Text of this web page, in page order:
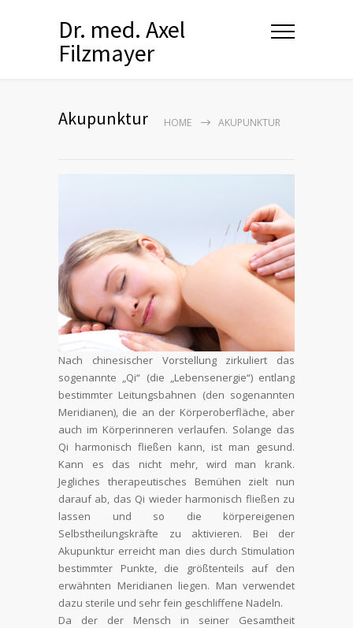
Dr. med. Axel
Filzmayer
Akupunktur HOME AKUPUNKTUR
Nach chinesischer Vorstellung zirkuliert das
sogenannte „Qi“ (die „Lebensenergie“) entlang
bestimmter Leitungsbahnen (den sogenannten
Meridianen), die an der Körperoberfläche, aber
auch im Körperinneren verlaufen. Solange das
Qi harmonisch fließen kann, ist man gesund.
Kann es das nicht mehr, wird man krank.
Jegliches therapeutisches Bemühen zielt nun
darauf ab, das Qi wieder harmonisch fließen zu
lassen und so die körpereigenen
Selbstheilungskräfte zu aktivieren. Bei der
Akupunktur erreicht man dies durch Stimulation
bestimmter Punkte, die größtenteils auf den
erwähnten Meridianen liegen. Man verwendet
dazu sterile und sehr fein geschliffene Nadeln.
Da der der Mensch in seiner Gesamtheit